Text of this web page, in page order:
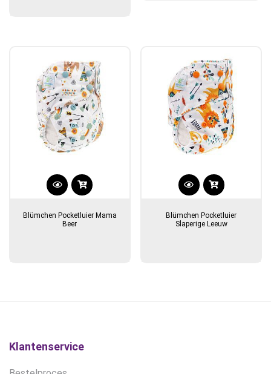
op
de
productpagina
Blümchen Pocketluier Mama
Beer
Blümchen Pocketluier
Slaperige Leeuw
Klantenservice